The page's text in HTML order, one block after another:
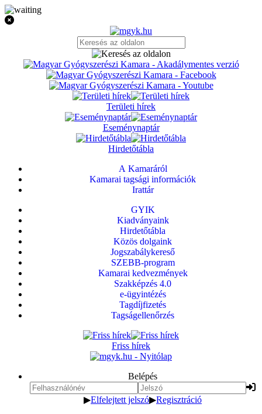
Területi hírek
Eseménynaptár
Hirdetőtábla
A Kamaráról
Kamarai tagsági információk
Irattár
GYIK
Kiadványaink
Hirdetőtábla
Közös dolgaink
Jogszabálykereső
SZEBB-program
Kamarai kedvezmények
Szakképzés 4.0
e-ügyintézés
Tagdíjfizetés
Tagságellenőrzés
Friss hírek
Belépés
▶Elfelejtett jelszó▶Regisztráció